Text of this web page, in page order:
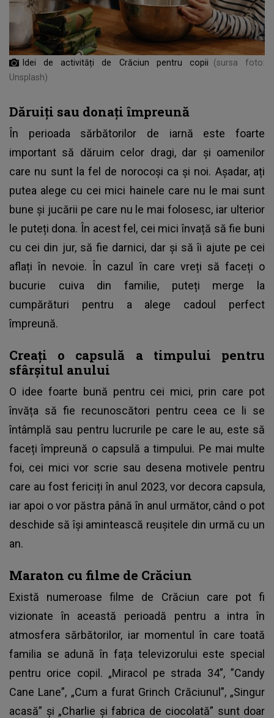
Idei de activități de Crăciun pentru copii
(sursa foto:
Unsplash)
Dăruiți sau donați împreună
În perioada sărbătorilor de iarnă este foarte
important să dăruim celor dragi, dar și oamenilor
care nu sunt la fel de norocoși ca și noi. Așadar, ați
putea alege cu cei mici hainele care nu le mai sunt
bune și jucării pe care nu le mai folosesc, iar ulterior
le puteți dona. În acest fel, cei mici învață să fie buni
cu cei din jur, să fie darnici, dar și să îi ajute pe cei
aflați în nevoie. În cazul în care vreți să faceți o
bucurie cuiva din familie, puteți merge la
cumpărături pentru a alege cadoul perfect
împreună.
Creați o capsulă a timpului pentru
sfârșitul anului
O idee foarte bună pentru cei mici, prin care pot
învăța să fie recunoscători pentru ceea ce li se
întâmplă sau pentru lucrurile pe care le au, este să
faceți împreună o capsulă a timpului. Pe mai multe
foi, cei mici vor scrie sau desena motivele pentru
care au fost fericiți în anul 2023, vor decora capsula,
iar apoi o vor păstra până în anul următor, când o pot
deschide să își amintească reușitele din urmă cu un
an.
Maraton cu filme de Crăciun
Există numeroase filme de Crăciun care pot fi
vizionate în această perioadă pentru a intra în
atmosfera sărbătorilor, iar momentul în care toată
familia se adună în fața televizorului este special
pentru orice copil. „Miracol pe strada 34”, ”Candy
Cane Lane”, „Cum a furat Grinch Crăciunul”, „Singur
acasă” și „Charlie și fabrica de ciocolată” sunt doar